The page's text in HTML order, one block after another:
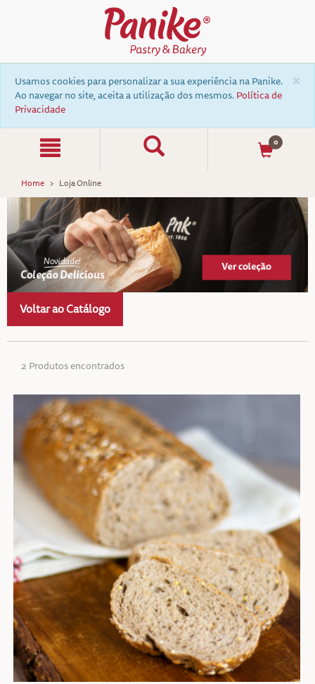
×
Usamos cookies para personalizar a sua experiência na Panike.
Ao navegar no site, aceita a utilização dos mesmos. Política de
Privacidade
0
Home Loja Online
Voltar ao Catálogo
2 Produtos encontrados